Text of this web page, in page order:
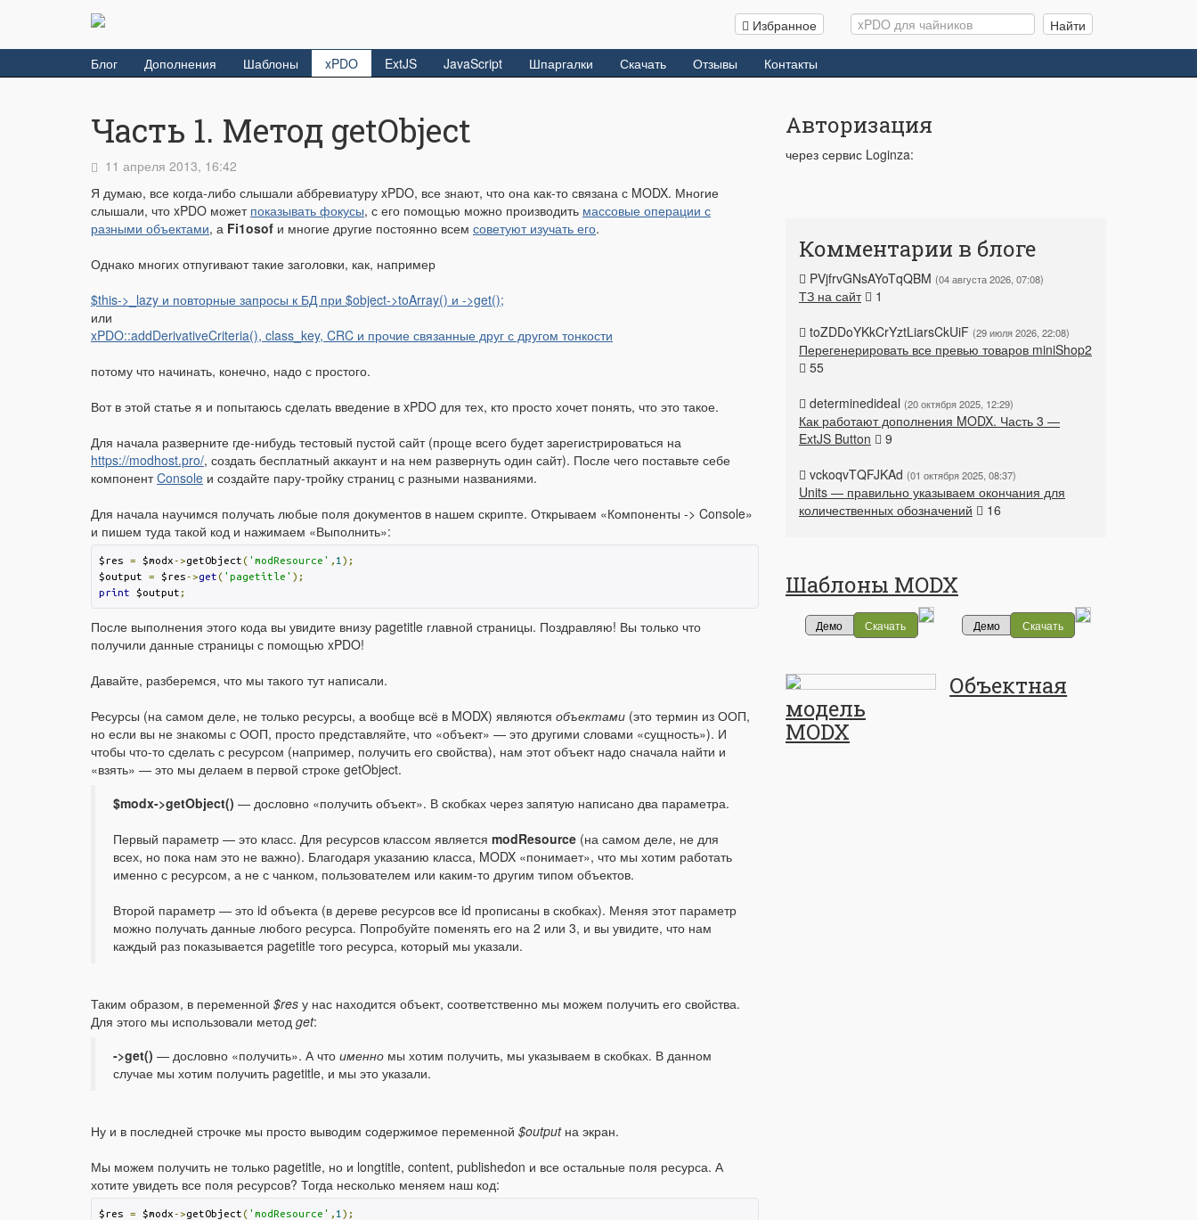
Поиск Найти
Избранное
Блог Дополнения Шаблоны xPDO ExtJS JavaScript Шпаргалки Скачать Отзывы Контакты
Часть 1. Метод getObject
11 апреля 2013, 16:42
Я думаю, все когда-либо слышали аббревиатуру xPDO, все знают, что она как-то связана с MODX. Многие
слышали, что xPDO может показывать фокусы, с его помощью можно производить массовые операции с
разными объектами, а Fi1osof и многие другие постоянно всем советуют изучать его.
Однако многих отпугивают такие заголовки, как, например
$this->_lazy и повторные запросы к БД при $object->toArray() и ->get();
или
xPDO::addDerivativeCriteria(), class_key, CRC и прочие связанные друг с другом тонкости
потому что начинать, конечно, надо с простого.
Вот в этой статье я и попытаюсь сделать введение в xPDO для тех, кто просто хочет понять, что это такое.
Для начала разверните где-нибудь тестовый пустой сайт (проще всего будет зарегистрироваться на
https://modhost.pro/, создать бесплатный аккаунт и на нем развернуть один сайт). После чего поставьте себе
компонентConsole и создайте пару-тройку страниц с разными названиями.
Для начала научимся получать любые поля документов в нашем скрипте. Открываем «Компоненты -> Console»
и пишем туда такой код и нажимаем «Выполнить»:
$res = $modx->getObject( 'modResource' , 1 );
$output = $res->get( 'pagetitle' );
print $output ;
После выполнения этого кода вы увидите внизу pagetitle главной страницы. Поздравляю! Вы только что
получили данные страницы с помощью xPDO!
Давайте, разберемся, что мы такого тут написали.
Ресурсы (на самом деле, не только ресурсы, а вообще всё в MODX) являются объектами (это термин из ООП,
но если вы не знакомы с ООП, просто представляйте, что «объект» — это другими словами «сущность»). И
чтобы что-то сделать с ресурсом (например, получить его свойства), нам этот объект надо сначала найти и
«взять» — это мы делаем в первой строке getObject.
$modx->getObject() — дословно «получить объект». В скобках через запятую написано два параметра.
Первый параметр — это класс. Для ресурсов классом является modResource (на самом деле, не для
всех, но пока нам это не важно). Благодаря указанию класса, MODX «понимает», что мы хотим работать
именно с ресурсом, а не с чанком, пользователем или каким-то другим типом объектов.
Второй параметр — это id объекта (в дереве ресурсов все id прописаны в скобках). Меняя этот параметр
можно получать данные любого ресурса. Попробуйте поменять его на 2 или 3, и вы увидите, что нам
каждый раз показывается pagetitle того ресурса, который мы указали.
Таким образом, в переменной $res у нас находится объект, соответственно мы можем получить его свойства.
Для этого мы использовали метод get:
->get() — дословно «получить». А что именно мы хотим получить, мы указываем в скобках. В данном
случае мы хотим получить pagetitle, и мы это указали.
Ну и в последней строчке мы просто выводим содержимое переменной $outputна экран.
Мы можем получить не только pagetitle, но и longtitle, content, publishedon и все остальные поля ресурса. А
хотите увидеть все поля ресурсов? Тогда несколько меняем наш код:
$res = $modx->getObject( 'modResource' , 1 );
Авторизация
через сервис Loginza:
Комментарии в блоге
PVjfrvGNsAYoTqQBM 04 августа 2026, 07:08
ТЗ на сайт
1
toZDDoYKkCrYztLiarsCkUiF 29 июля 2026, 22:08
Перегенерировать все превью товаров miniShop2
55
determinedideal 20 октября 2025, 12:29
Как работают дополнения MODX. Часть 3 —
ExtJS Button
9
vckoqvTQFJKAd 01 октября 2025, 08:37
Units — правильно указываем окончания для
количественных обозначений
16
Шаблоны MODX
Демо Скачать Демо Скачать
Объектная
модель
MODX